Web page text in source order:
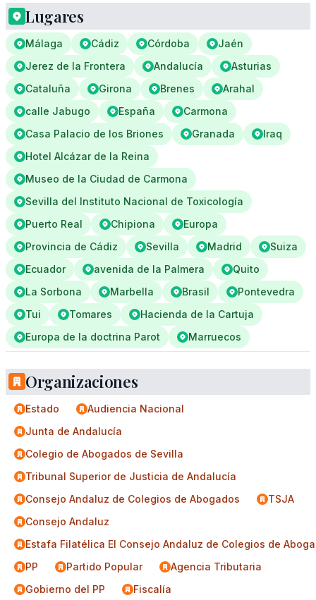
Lugares
Málaga Cádiz Córdoba
Jaén
Jerez de la Frontera
Andalucía
Asturias
Cataluña
Girona Brenes
Arahal
calle Jabugo
España
Carmona
Casa Palacio de los Briones
Granada
Iraq
Hotel Alcázar de la Reina
Museo de la Ciudad de Carmona
Sevilla del Instituto Nacional de Toxicología
Puerto Real
Chipiona
Europa
Provincia de Cádiz
Sevilla Madrid
Suiza
Ecuador
avenida de la Palmera
Quito
La Sorbona
Marbella Brasil
Pontevedra
Tui
Tomares
Hacienda de la Cartuja
Europa de la doctrina Parot
Marruecos
Organizaciones
Estado
Audiencia Nacional
Junta de Andalucía
Colegio de Abogados de Sevilla
Tribunal Superior de Justicia de Andalucía
Consejo Andaluz de Colegios de Abogados
TSJA
Consejo Andaluz
Estafa Filatélica El Consejo Andaluz de Colegios de
PP
Partido Popular
Agencia Tributaria
Gobierno del PP
Fiscalía